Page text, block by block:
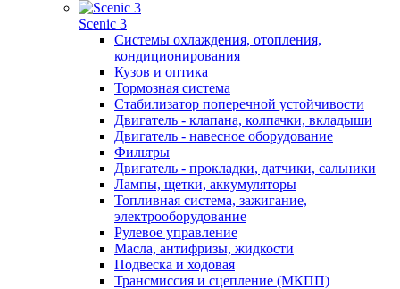
Scenic 3
Системы охлаждения, отопления,
кондиционирования
Кузов и оптика
Тормозная система
Стабилизатор поперечной устойчивости
Двигатель - клапана, колпачки, вкладыши
Двигатель - навесное оборудование
Фильтры
Двигатель - прокладки, датчики, сальники
Лампы, щетки, аккумуляторы
Топливная система, зажигание,
электрооборудование
Рулевое управление
Масла, антифризы, жидкости
Подвеска и ходовая
Трансмиссия и сцепление (МКПП)